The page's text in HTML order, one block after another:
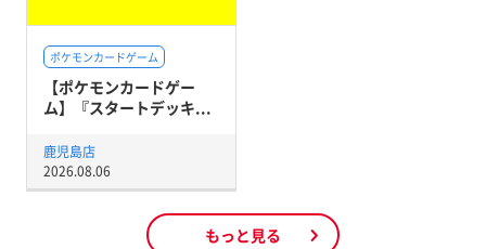
ポケモンカードゲーム
【ポケモンカードゲー
ム】『スタートデッキ...
鹿児島店
2026.08.06
もっと見る